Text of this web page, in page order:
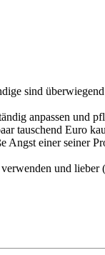
sind
anpassen und
tauschend Euro
Angst einer seiner
und